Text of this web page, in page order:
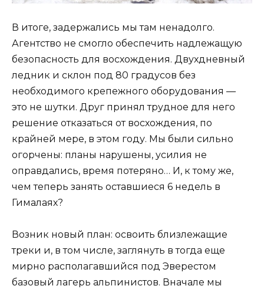
В итоге, задержались мы там ненадолго.
Агентство не смогло обеспечить надлежащую
безопасность для восхождения. Двухдневный
ледник и склон под 80 градусов без
необходимого крепежного оборудования —
это не шутки. Друг принял трудное для него
решение отказаться от восхождения, по
крайней мере, в этом году. Мы были сильно
огорчены: планы нарушены, усилия не
оправдались, время потеряно… И, к тому же,
чем теперь занять оставшиеся 6 недель в
Гималаях?
Возник новый план: освоить близлежащие
треки и, в том числе, заглянуть в тогда еще
мирно располагавшийся под Эверестом
базовый лагерь альпинистов. Вначале мы